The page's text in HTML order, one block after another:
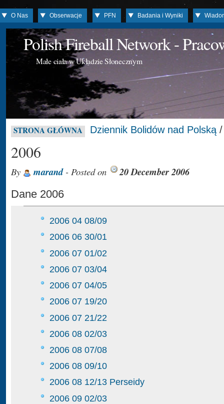
O Nas Obserwacje PFN Badania i Wyniki
Polish Fireball Network -
Małe ciała w Układzie Słonecznym
STRONA GŁÓWNA Dziennik Bolidów nad Polską
2006
By marand- Posted on 20 December 2006
Dane 2006
2006 04 08/09
2006 06 30/01
2006 07 01/02
2006 07 03/04
2006 07 04/05
2006 07 19/20
2006 07 21/22
2006 08 02/03
2006 08 07/08
2006 08 09/10
2006 08 12/13 Perseidy
2006 09 02/03